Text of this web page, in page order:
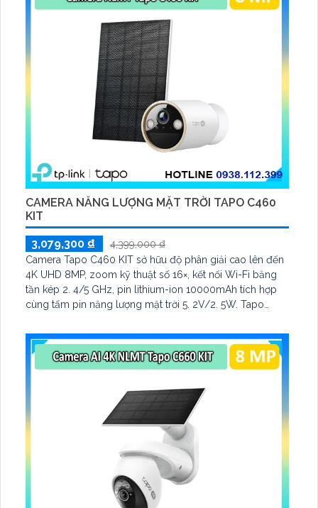
CAMERA NĂNG LƯỢNG MẶT TRỜI TAPO C460
KIT
3,079,300 ₫
4,399,000 ₫
Camera Tapo C460 KIT sở hữu độ phân giải cao lên đến
4K UHD 8MP, zoom kỹ thuật số 16×, kết nối Wi-Fi băng
tần kép 2. 4/5 GHz, pin lithium-ion 10000mAh tích hợp
cùng tấm pin năng lượng mặt trời 5. 2V/2. 5W. Tapo
biến Starlight, tầm nhìn lên đến 15 m